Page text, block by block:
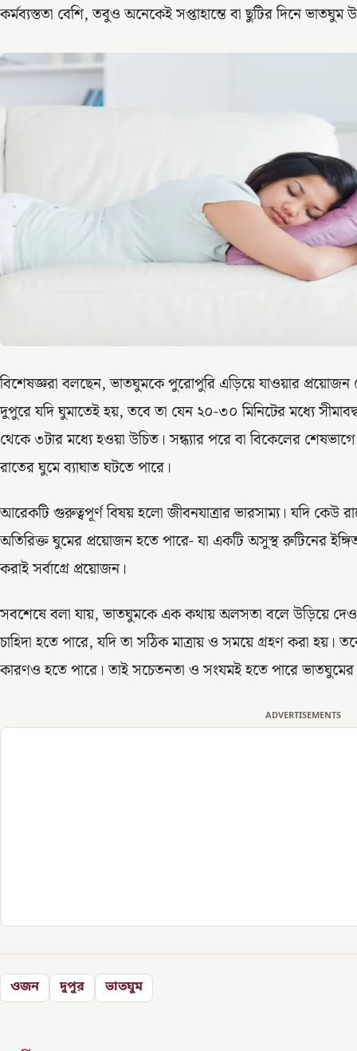
কর্মব্যস্ততা বেশি, তবুও অনেকেই সপ্তাহান্তে বা ছুটির দিনে
বিশেষজ্ঞরা বলছেন, ভাতঘুমকে পুরোপুরি এড়িয়ে যাওয়ার প্রয়োজন
দুপুরে যদি ঘুমাতেই হয়, তবে তা যেন ২০-৩০ মিনিটের মধ্যে
থেকে ৩টার মধ্যে হওয়া উচিত। সন্ধ্যার পরে বা বিকেলের
রাতের ঘুমে ব্যাঘাত ঘটতে পারে।
আরেকটি গুরুত্বপূর্ণ বিষয় হলো জীবনযাত্রার ভারসাম্য। যদি কেউ
অতিরিক্ত ঘুমের প্রয়োজন হতে পারে- যা একটি অসুস্থ রুটিনের
করাই সর্বাগ্রে প্রয়োজন।
সবশেষে বলা যায়, ভাতঘুমকে এক কথায় অলসতা বলে উড়িয়ে
চাহিদা হতে পারে, যদি তা সঠিক মাত্রায় ও সময়ে গ্রহণ করা হয়।
কারণও হতে পারে। তাই সচেতনতা ও সংযমই হতে পারে ভাতঘুমের
ADVERTISEMENTS
ওজন দুপুর ভাতঘুম